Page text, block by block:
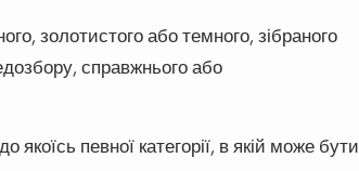
золотистого або темного, зібраного
справжнього або
певної категорії, в якій може бути